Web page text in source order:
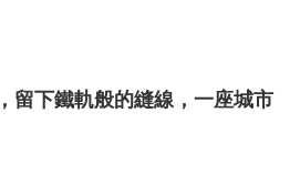
留下鐵軌般的縫線，一座城市